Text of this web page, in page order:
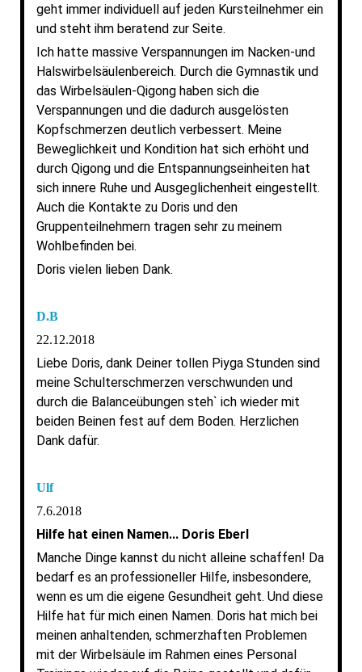
geht immer individuell auf jeden Kursteilnehmer ein
und steht ihm beratend zur Seite.
Ich hatte massive Verspannungen im Nacken-und
Halswirbelsäulenbereich. Durch die Gymnastik und
das Wirbelsäulen-Qigong haben sich die
Verspannungen und die dadurch ausgelösten
Kopfschmerzen deutlich verbessert. Meine
Beweglichkeit und Kondition hat sich erhöht und
durch Qigong und die Entspannungseinheiten hat
sich innere Ruhe und Ausgeglichenheit eingestellt.
Auch die Kontakte zu Doris und den
Gruppenteilnehmern tragen sehr zu meinem
Wohlbefinden bei.
Doris vielen lieben Dank.
D.B
22.12.2018
Liebe Doris, dank Deiner tollen Piyga Stunden sind
meine Schulterschmerzen verschwunden und
durch die Balanceübungen steh` ich wieder mit
beiden Beinen fest auf dem Boden. Herzlichen
Dank dafür.
Ulf
7.6.2018
Hilfe hat einen Namen... Doris Eberl
Manche Dinge kannst du nicht alleine schaffen! Da
bedarf es an professioneller Hilfe, insbesondere,
wenn es um die eigene Gesundheit geht. Und diese
Hilfe hat für mich einen Namen. Doris hat mich bei
meinen anhaltenden, schmerzhaften Problemen
mit der Wirbelsäule im Rahmen eines Personal